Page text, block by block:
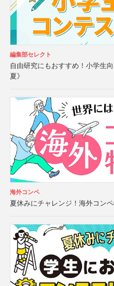
編集部セレクト
自由研究にもおすすめ！小学生
夏》
海外コンペ
夏休みにチャレンジ！海外コン